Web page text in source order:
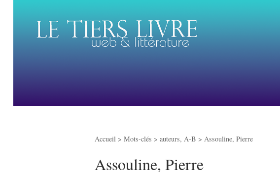
Accueil > Mots-clés > auteurs, A-B > Assouline, Pierre
Assouline, Pierre